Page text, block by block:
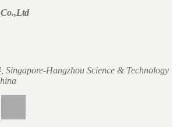
Singapore-Hangzhou Science & Technology